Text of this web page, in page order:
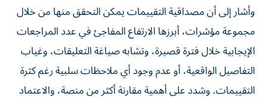
وأشار إلى أن مصداقية التقييمات يمكن التحقق منها من خلال
مجموعة مؤشرات، أبرزها الارتفاع المفاجئ في عدد المراجعات
الإيجابية خلال فترة قصيرة، وتشابه صياغة التعليقات، وغياب
التفاصيل الواقعية، أو عدم وجود أي ملاحظات سلبية رغم كثرة
التقييمات. وشدد على أهمية مقارنة أكثر من منصة، والاعتماد